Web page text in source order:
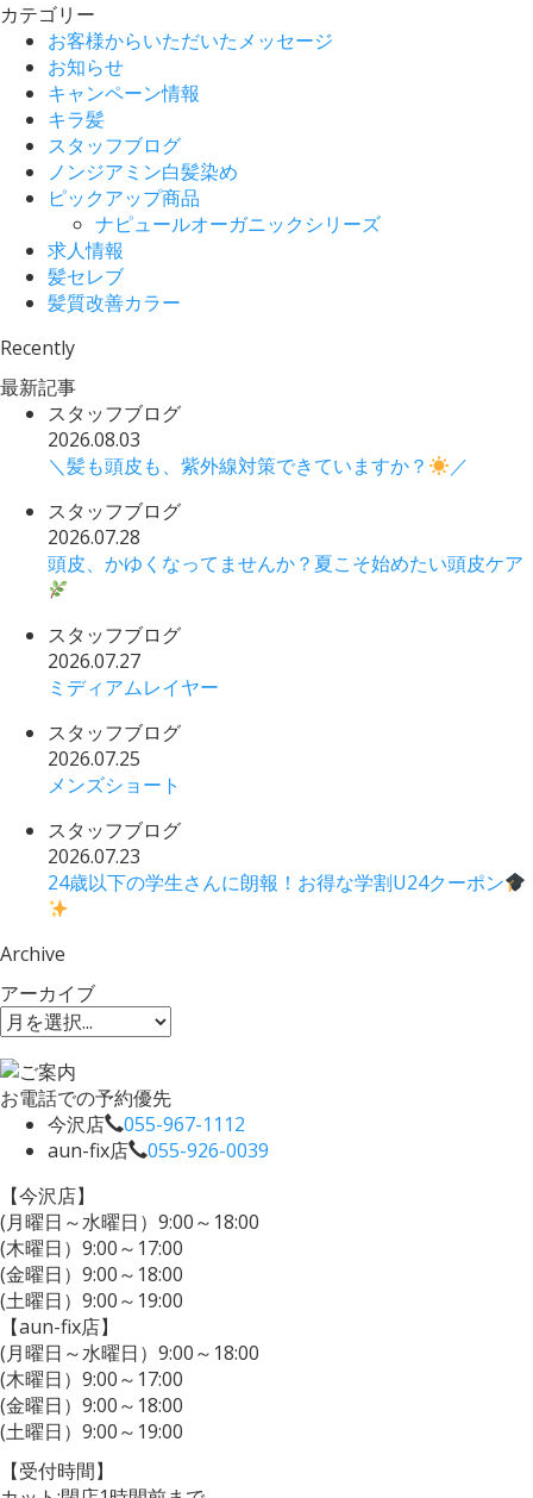
カテゴリー
お客様からいただいたメッセージ
お知らせ
キャンペーン情報
キラ髪
スタッフブログ
ノンジアミン白髪染め
ピックアップ商品
ナピュールオーガニックシリーズ
求人情報
髪セレブ
髪質改善カラー
Recently
最新記事
スタッフブログ
2026.08.03
＼髪も頭皮も、紫外線対策できていますか？
／
スタッフブログ
2026.07.28
頭皮、かゆくなってませんか？夏こそ始めたい頭皮ケア
スタッフブログ
2026.07.27
ミディアムレイヤー
スタッフブログ
2026.07.25
メンズショート
スタッフブログ
2026.07.23
24歳以下の学生さんに朗報！お得な学割U24クーポン
Archive
アーカイブ
お電話での予約優先
今沢店
055-967-1112
aun-fix店
055-926-0039
【今沢店】
(月曜日～水曜日）9:00～18:00
(木曜日）9:00～17:00
(金曜日）9:00～18:00
(土曜日）9:00～19:00
【aun-fix店】
(月曜日～水曜日）9:00～18:00
(木曜日）9:00～17:00
(金曜日）9:00～18:00
(土曜日）9:00～19:00
【受付時間】